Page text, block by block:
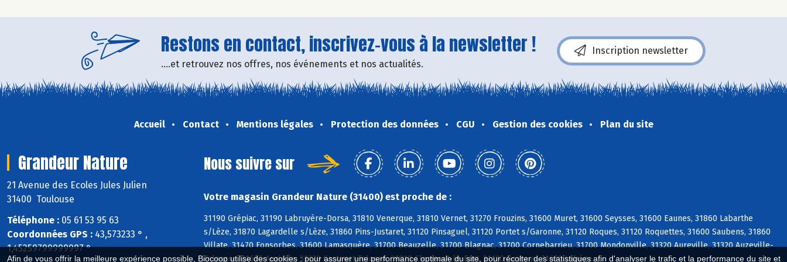
Afin de vous offrir la meilleure expérience possible, Biocoop utilise des cookies : pour assurer une performance optimale du site, pour récolter des statistiques afin d'analyser le trafic et la performance du site et
Restons en contact, inscrivez-vous à la newsletter !
....et retrouvez nos offres, nos événements et nos actualités.
Inscription newsletter
Accueil Contact Mentions légales Protection des données CGU Gestion des cookies Plan du site
Grandeur Nature
21 Avenue des Ecoles Jules Julien
31400 Toulouse
Téléphone : 05 61 53 95 63
Coordonnées GPS : 43,573233 ° ,
1,45259799999997 °
Nous suivre sur
Votre magasin Grandeur Nature (31400) est proche de :
31190 Grépiac, 31190 Labruyère-Dorsa, 31810 Venerque, 31810 Vernet, 31270 Frouzins, 31600 Muret, 31600 Seysses, 31600 Eaunes, 31860 Labarthe
s/Lèze, 31870 Lagardelle s/Lèze, 31860 Pins-Justaret, 31120 Pinsaguel, 31120 Portet s/Garonne, 31120 Roques, 31120 Roquettes, 31600 Saubens, 31860
Villate, 31470 Fonsorbes, 31600 Lamasquère, 31700 Beauzelle, 31700 Blagnac, 31700 Cornebarrieu, 31700 Mondonville, 31320 Aureville, 31320 Auzeville-
Tolosane, 31650 Auzielle, 31320 Castanet-Tolosan, 31810 Clermont-le-Fort, 31120 Goyrans, 31670 Labège